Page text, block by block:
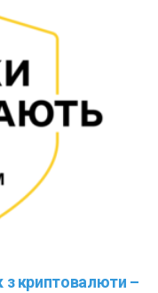
з криптовалюти –